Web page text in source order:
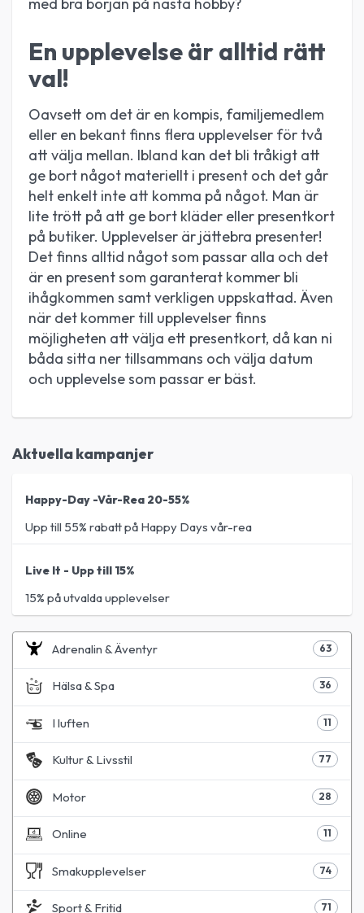
En upplevelse är alltid rätt
val!
Oavsett om det är en kompis, familjemedlem
eller en bekant finns flera upplevelser för två
att välja mellan. Ibland kan det bli tråkigt att
ge bort något materiellt i present och det går
helt enkelt inte att komma på något. Man är
lite trött på att ge bort kläder eller presentkort
på butiker. Upplevelser är jättebra presenter!
Det finns alltid något som passar alla och det
är en present som garanterat kommer bli
ihågkommen samt verkligen uppskattad. Även
när det kommer till upplevelser finns
möjligheten att välja ett presentkort, då kan ni
båda sitta ner tillsammans och välja datum
och upplevelse som passar er bäst.
Aktuella kampanjer
Happy-Day -Vår-Rea 20-55%
Upp till 55% rabatt på Happy Days vår-rea
Live It - Upp till 15%
15% på utvalda upplevelser
Adrenalin & Äventyr 63
Hälsa & Spa 36
I luften 11
Kultur & Livsstil 77
Motor 28
Online 11
Smakupplevelser 74
Sport & Fritid 71